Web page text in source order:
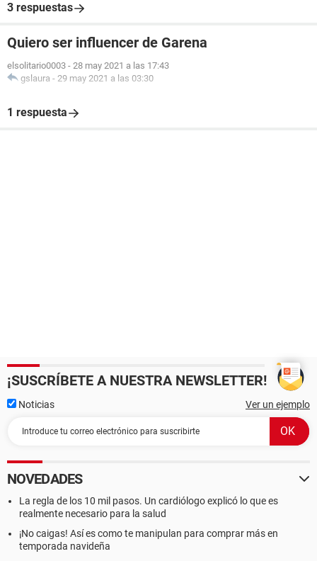
3 respuestas
Quiero ser influencer de Garena
elsolitario0003 - 28 may 2021 a las 17:43
gslaura - 29 may 2021 a las 03:30
1 respuesta
¡SUSCRÍBETE A NUESTRA NEWSLETTER!
Noticias Ver un ejemplo
NOVEDADES
La regla de los 10 mil pasos. Un cardiólogo explicó lo que es
realmente necesario para la salud
¡No caigas! Así es como te manipulan para comprar más en
temporada navideña